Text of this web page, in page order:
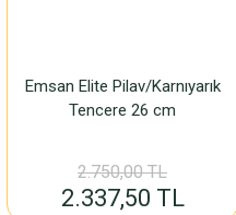
Emsan Elite Pilav/Karnıyarık
Tencere 26 cm
2.750,00 TL
2.337,50 TL